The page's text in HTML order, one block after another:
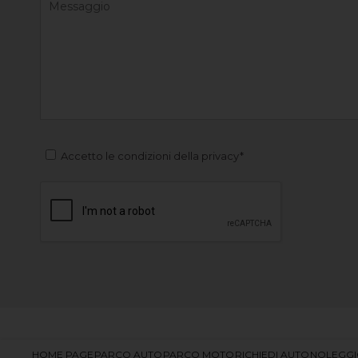
Accetto le condizioni della privacy*
HOME PAGE PARCO AUTO PARCO MOTO RICHIEDI AUTO